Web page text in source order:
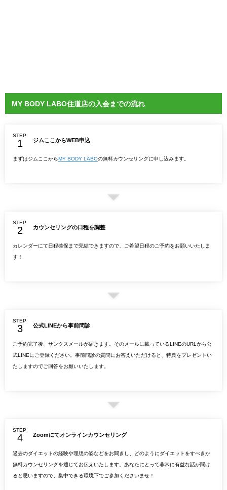
MY BODY LABO住道店の入会までの流れ
STEP
ジムここからWEB申込
まずはジムここからMY BODY LABOの無料カウンセリングに申し込みます。
STEP
カウンセリングの日程を調整
カレンダーにて日程確保まで完結できますので、ご希望日程のご予約をお願いいたしま
す！
STEP
公式LINEから事前問診
ご予約完了後、サンクスメールが届きます。そのメールに載っているLINEのURLから公
式LINEにご登録ください。事前問診の質問にお答えいただけると、特典をプレゼントい
たしますのでご回答をお願いいたします。
STEP
Zoomにてオンラインカウンセリング
過去のダイエットの経験や理想の姿などをお聞きし、どのようにダイエットをすべきか
無料カウンセリングを通じてお伝えいたします。あなたにとって非常に有益な話が聞け
ると思いますので、集中できる環境下でご参加くださいませ！